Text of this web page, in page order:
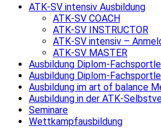
ATK-SV intensiv Ausbildung
ATK-SV COACH
ATK-SV INSTRUCTOR
ATK-SV intensiv –
ATK-SV MASTER
Ausbildung Diplom-
Ausbildung Diplom-
Ausbildung im art of balance
Ausbildung in der ATK-
Seminare
Wettkampfausbildung